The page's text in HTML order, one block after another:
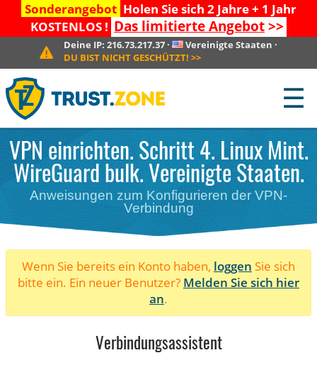
Sonderangebot Holen Sie sich 2 Jahre + 1 Jahr
KOSTENLOS ! Das limitierte Angebot>>
Deine IP:216.73.217.37 · Vereinigte Staaten ·
DU BIST NICHT GESCHÜTZT! >>
☰
VPN einrichten. Schritt 4. Linux Mint.
WireGuard bulk. Vereinigte Staaten.
Anweisungen zum Konfigurieren der VPN-
Verbindung
Wenn Sie bereits ein Konto haben, loggen Sie sich
bitte ein. Ein neuer Benutzer? Melden Sie sich hier
an.
Verbindungsassistent